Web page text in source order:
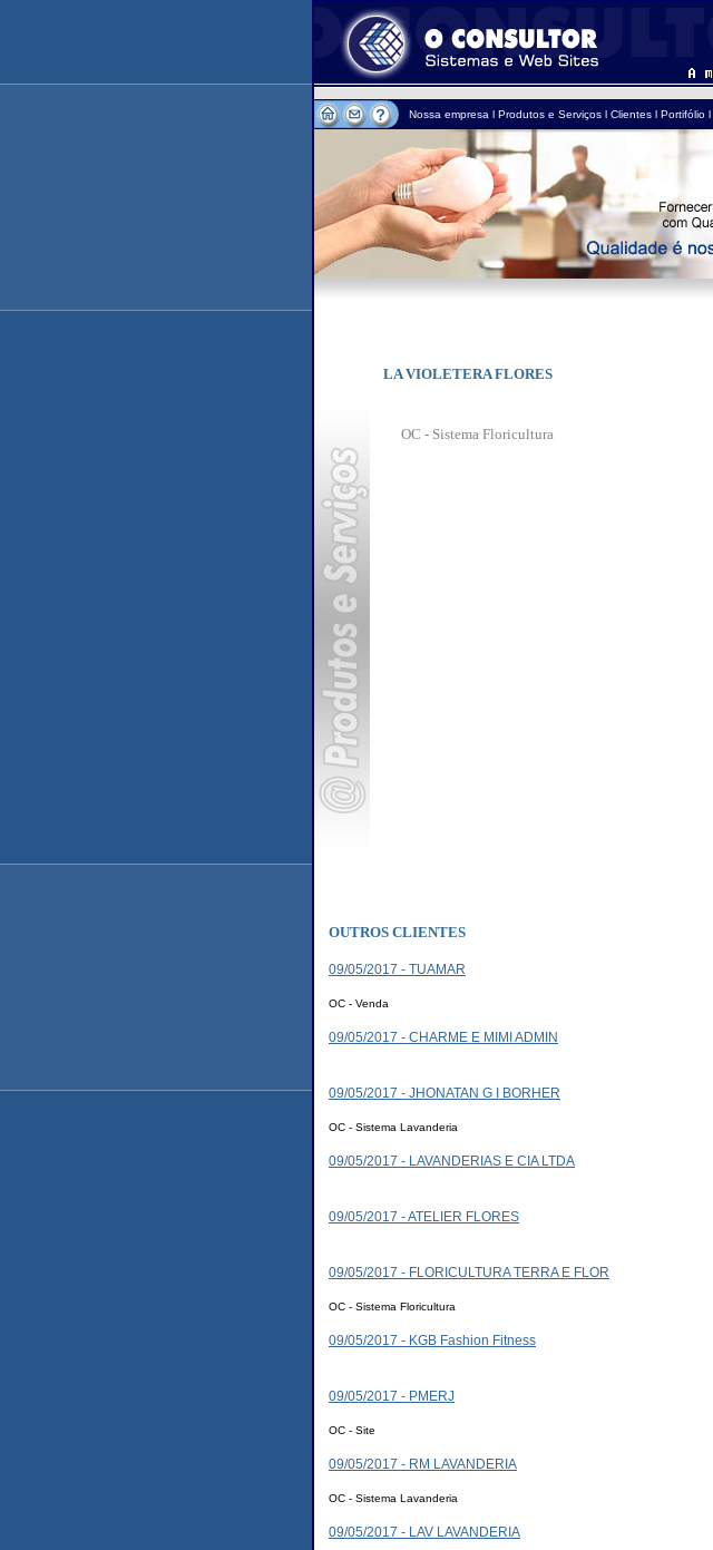
Nossa empresa l Produtos e Serviços l Clientes l Portifólio l
LA VIOLETERA FLORES
OC - Sistema Floricultura
OUTROS CLIENTES
09/05/2017 - TUAMAR
OC - Venda
09/05/2017 - CHARME E MIMI ADMIN
09/05/2017 - JHONATAN G I BORHER
OC - Sistema Lavanderia
09/05/2017 - LAVANDERIAS E CIA LTDA
09/05/2017 - ATELIER FLORES
09/05/2017 - FLORICULTURA TERRA E FLOR
OC - Sistema Floricultura
09/05/2017 - KGB Fashion Fitness
09/05/2017 - PMERJ
OC - Site
09/05/2017 - RM LAVANDERIA
OC - Sistema Lavanderia
09/05/2017 - LAV LAVANDERIA